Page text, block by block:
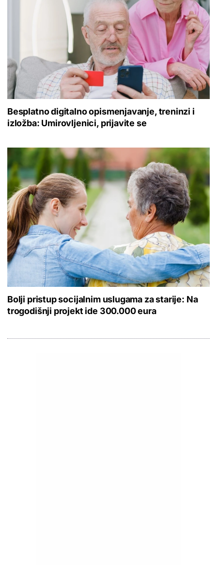
Besplatno digitalno opismenjavanje, treninzi i
izložba: Umirovljenici, prijavite se
Bolji pristup socijalnim uslugama za starije: Na
trogodišnji projekt ide 300.000 eura